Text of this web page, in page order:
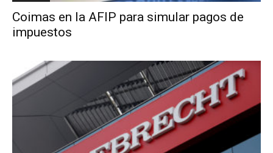
Coimas en la AFIP para simular pagos de
impuestos